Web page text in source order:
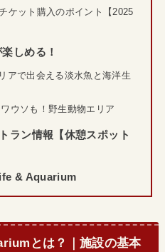
ケット購入のポイント【2025
しめる！
アで出会える淡水魚と海洋生
ウソも！野生動物エリア
ラン情報【休憩スポット
& Aquarium
とは？｜施設の基本